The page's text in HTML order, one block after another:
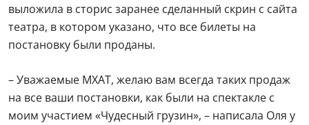
выложила в сторис заранее сделанный скрин с сайта
театра, в котором указано, что все билеты на
постановку были проданы.
– Уважаемые МХАТ, желаю вам всегда таких продаж
на все ваши постановки, как были на спектакле с
моим участием «Чудесный грузин», – написала Оля у